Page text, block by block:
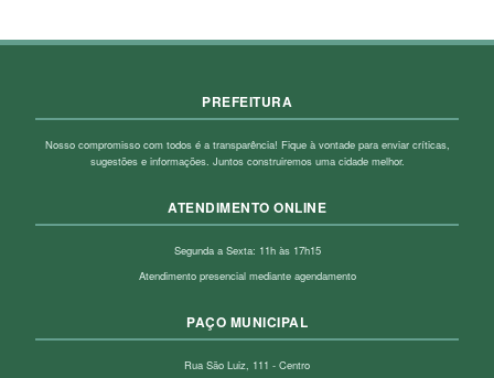
PREFEITURA
Nosso compromisso com todos é a transparência! Fique à vontade para enviar críticas,
sugestões e informações. Juntos construiremos uma cidade melhor.
ATENDIMENTO ONLINE
Segunda a Sexta: 11h às 17h15
Atendimento presencial mediante agendamento
PAÇO MUNICIPAL
Rua São Luiz, 111 - Centro